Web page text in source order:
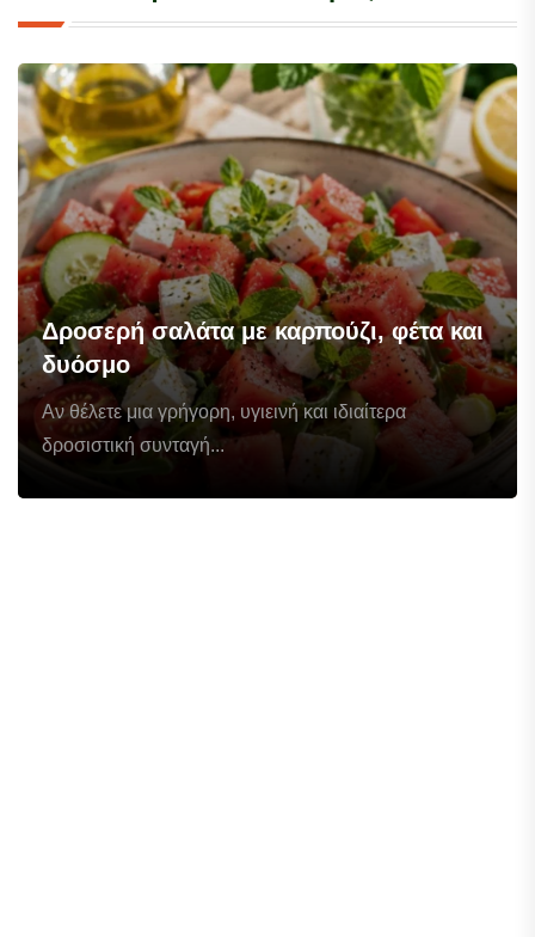
Δροσερή σαλάτα με καρπούζι, φέτα και
δυόσμο
Αν θέλετε μια γρήγορη, υγιεινή και ιδιαίτερα
δροσιστική συνταγή...